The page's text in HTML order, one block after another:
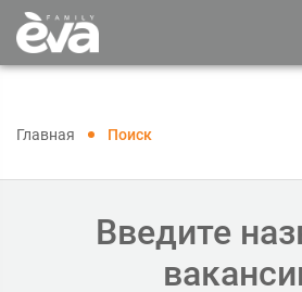
Главная Поиск
Введите